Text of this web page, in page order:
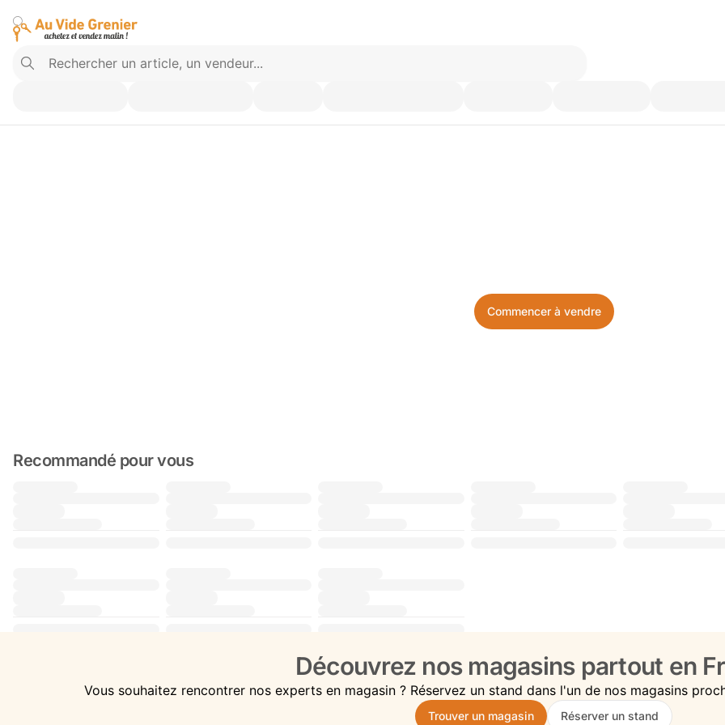
Commencer à vendre
Recommandé pour vous
Découvrez nos magasins partout en
Vous souhaitez rencontrer nos experts en magasin ? Réservez un stand dans l'un de nos magasins
Trouver un magasin Réserver un stand